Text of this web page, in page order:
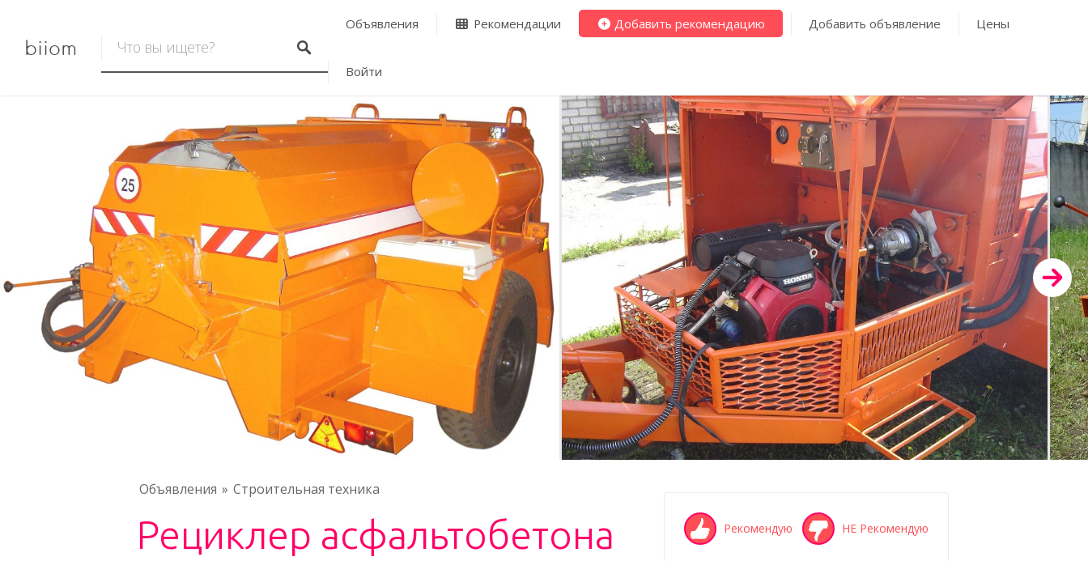
biiom
Объявления Рекомендации Добавить рекомендацию Добавить объявление Цены
Войти
Объявления Строительная техника
Рециклер асфальтобетона
Рекомендую НЕ Рекомендую